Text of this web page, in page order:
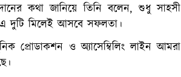
কথা জানিয়ে তিনি বলেন, শুধু সাহসী
দুটি মিলেই আসবে সফলতা।
প্রোডাকশন ও অ্যাসেম্বিলিং লাইন আমরা